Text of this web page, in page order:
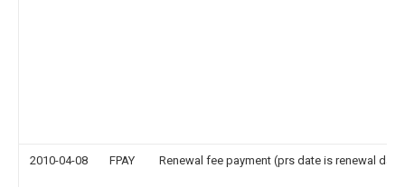
2010-04-08 FPAY Renewal fee payment (prs date is renewal